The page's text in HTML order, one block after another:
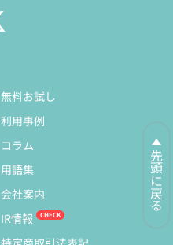
先頭に戻る
無料お試し
利用事例
コラム
用語集
会社案内
IR情報